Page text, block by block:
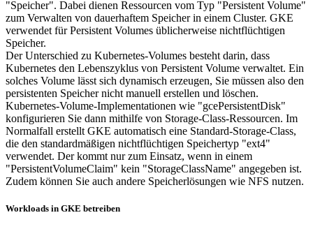
"Speicher". Dabei dienen Ressourcen vom Typ "Persistent Volume"
zum Verwalten von dauerhaftem Speicher in einem Cluster. GKE
verwendet für Persistent Volumes üblicherweise nichtflüchtigen
Speicher.
Der Unterschied zu Kubernetes-Volumes besteht darin, dass
Kubernetes den Lebenszyklus von Persistent Volume verwaltet. Ein
solches Volume lässt sich dynamisch erzeugen, Sie müssen also den
persistenten Speicher nicht manuell erstellen und löschen.
Kubernetes-Volume-Implementationen wie "gcePersistentDisk"
konfigurieren Sie dann mithilfe von Storage-Class-Ressourcen. Im
Normalfall erstellt GKE automatisch eine Standard-Storage-Class,
die den standardmäßigen nichtflüchtigen Speichertyp "ext4"
verwendet. Der kommt nur zum Einsatz, wenn in einem
"PersistentVolumeClaim" kein "StorageClassName" angegeben ist.
Zudem können Sie auch andere Speicherlösungen wie NFS nutzen.
Workloads in GKE betreiben